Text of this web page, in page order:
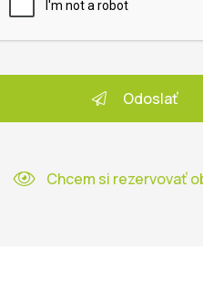
Odoslať
Chcem si rezervovať